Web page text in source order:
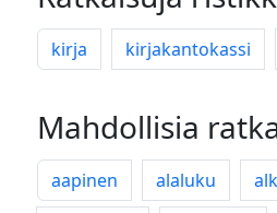
kirja kirjakantokassi
Mahdollisia
aapinen alaluku